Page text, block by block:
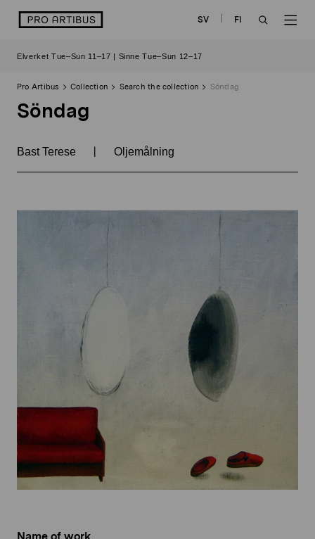
logo SV
FI
Elverket Tue–Sun 11–17 | Sinne Tue–Sun 12–17
Pro Artibus Collection Search the collection Söndag
Söndag
Bast Terese | Oljemålning